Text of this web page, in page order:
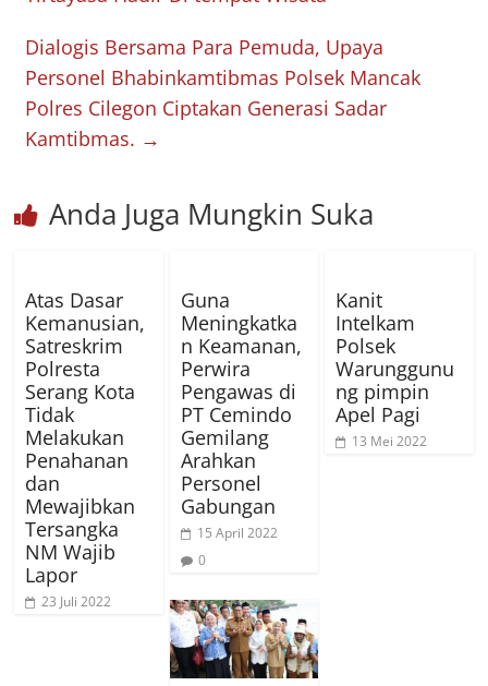
Dialogis Bersama Para Pemuda, Upaya
Personel Bhabinkamtibmas Polsek Mancak
Polres Cilegon Ciptakan Generasi Sadar
Kamtibmas. →
Anda Juga Mungkin Suka
Atas Dasar
Kemanusian,
Satreskrim
Polresta
Serang Kota
Tidak
Melakukan
Penahanan
dan
Mewajibkan
Tersangka
NM Wajib
Lapor
23 Juli 2022
Guna
Meningkatka
n Keamanan,
Perwira
Pengawas di
PT Cemindo
Gemilang
Arahkan
Personel
Gabungan
15 April 2022
0
Kanit
Intelkam
Polsek
Warunggunu
ng pimpin
Apel Pagi
13 Mei 2022